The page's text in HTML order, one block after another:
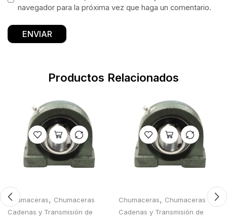
navegador para la próxima vez que haga un comentario.
Productos Relacionados
Chumaceras, Chumaceras
Cadenas y Transmisión de
Chumaceras, Chumaceras
Cadenas y Transmisión de